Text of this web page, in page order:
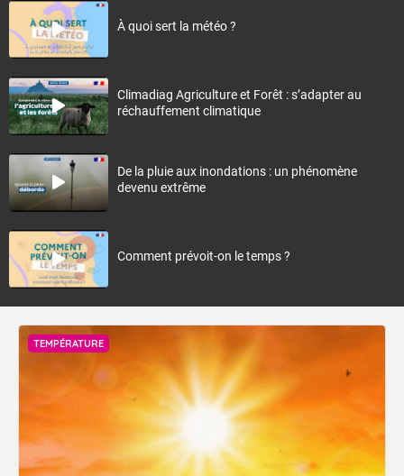
À quoi sert la météo ?
Climadiag Agriculture et Forêt : s’adapter au
réchauffement climatique
De la pluie aux inondations : un phénomène
devenu extrême
Comment prévoit-on le temps ?
TEMPÉRATURE